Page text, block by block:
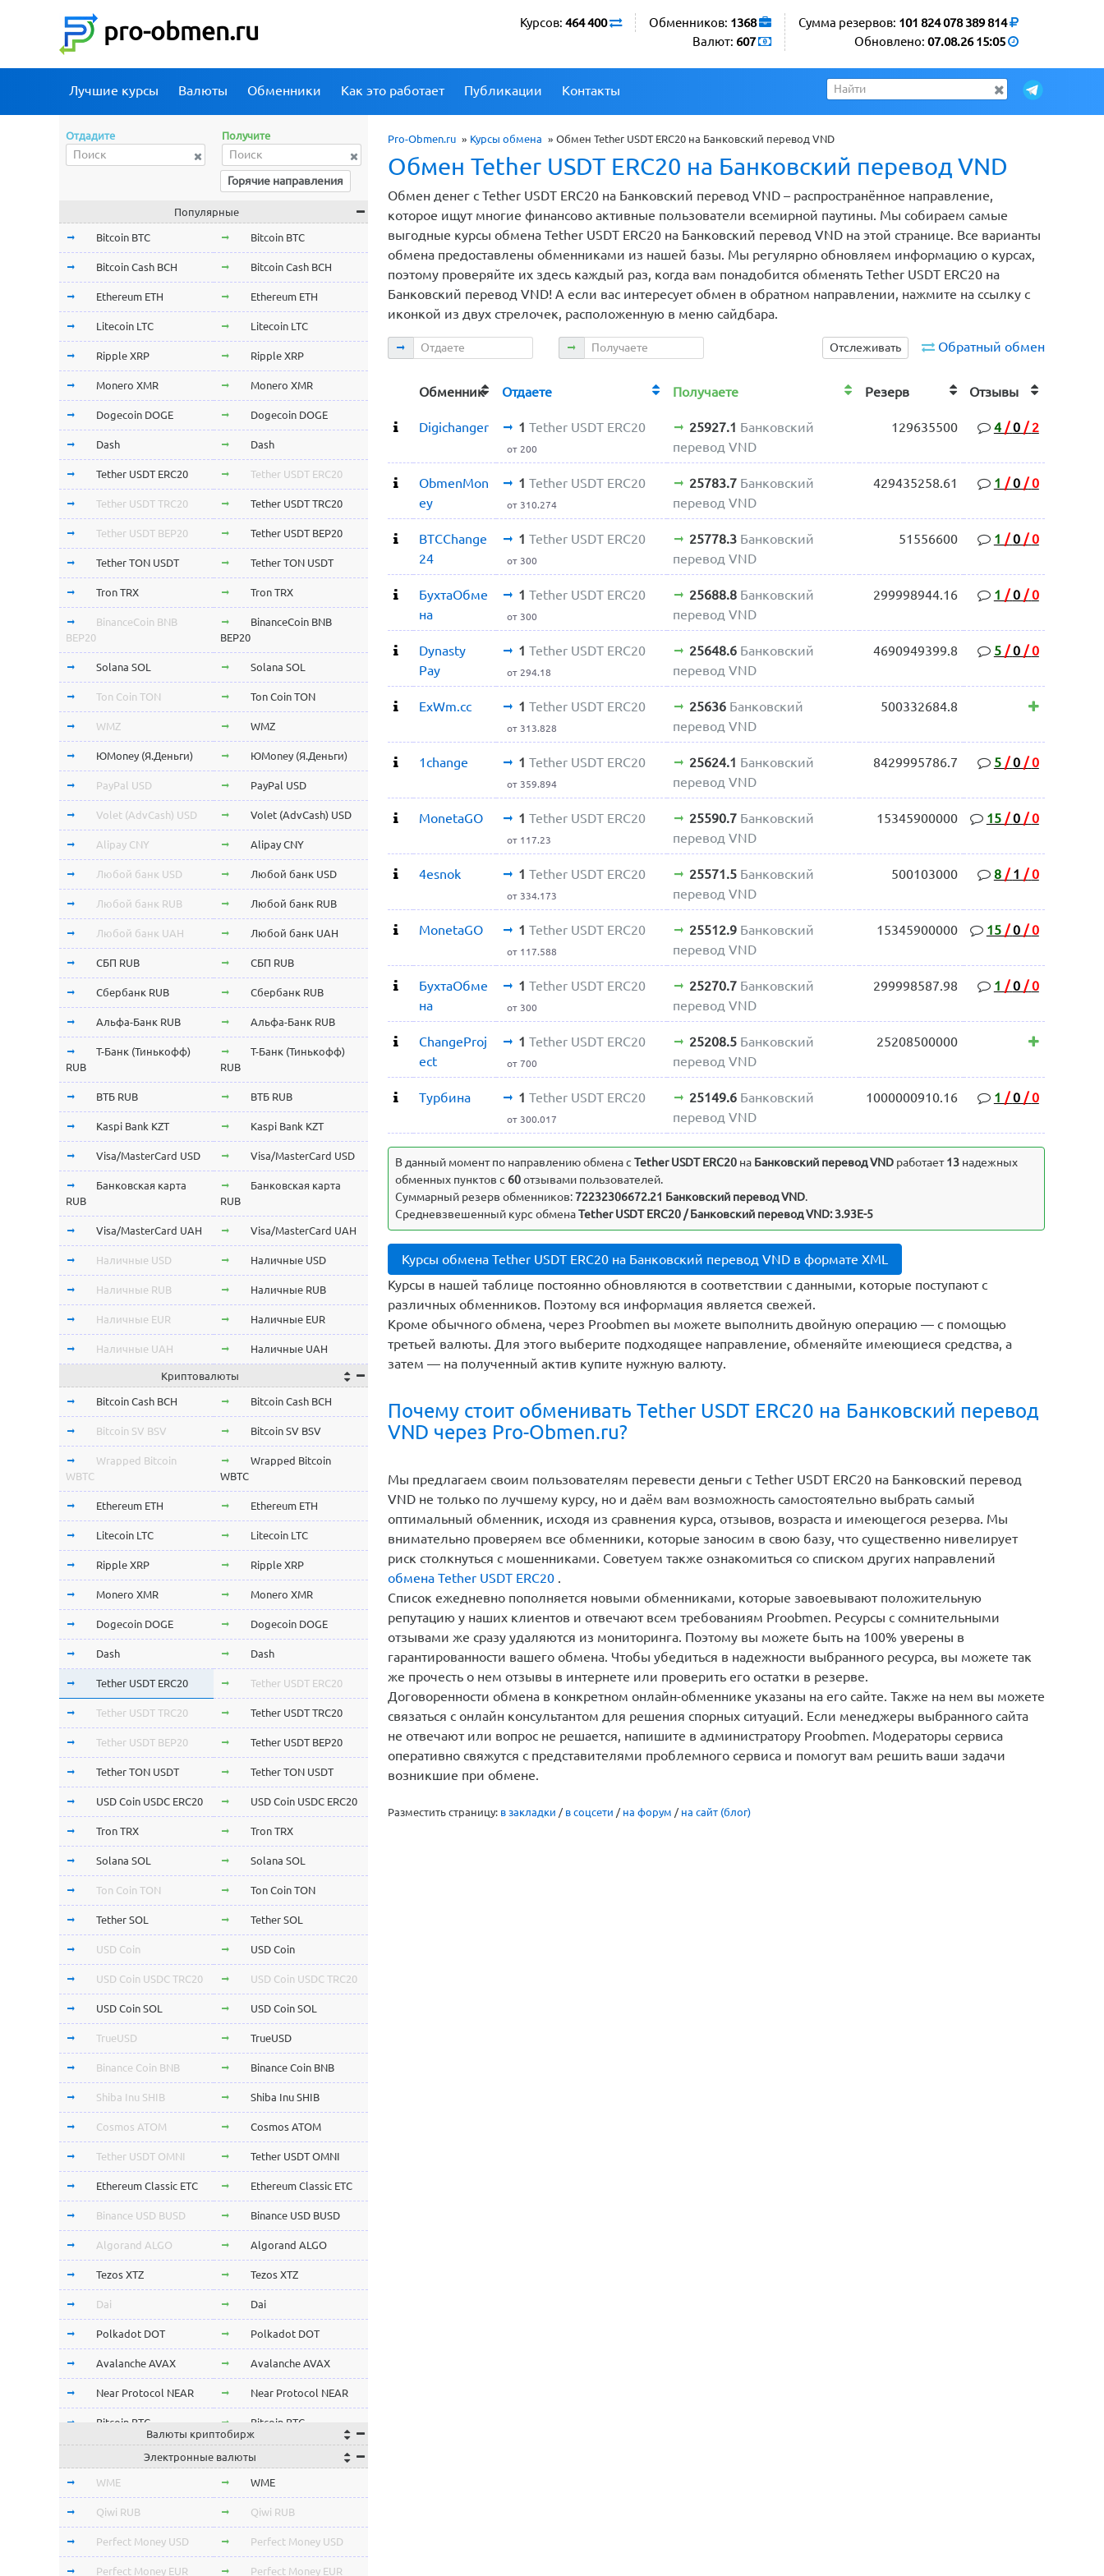
pro-obmen.ru Сумма резервов: 101 824 078 389 814
Обновлено: 07.08.26 15:05
Обменников: 1368
Валют: 607
Курсов: 464 400
Лучшие курсы Валюты Обменники Как это работает Публикации Контакты
Pro-Obmen.ru » Курсы обмена » Обмен Tether USDT ERC20 на Банковский перевод VND
Обмен Tether USDT ERC20 на Банковский перевод VND
Обмен денег с Tether USDT ERC20 на Банковский перевод VND – распространённое направление,
которое ищут многие финансово активные пользователи всемирной паутины. Мы собираем самые
выгодные курсы обмена Tether USDT ERC20 на Банковский перевод VND на этой странице. Все варианты
обмена предоставлены обменниками из нашей базы. Мы регулярно обновляем информацию о курсах,
поэтому проверяйте их здесь каждый раз, когда вам понадобится обменять Tether USDT ERC20 на
Банковский перевод VND! А если вас интересует обмен в обратном направлении, нажмите на ссылку с
иконкой из двух стрелочек, расположенную в меню сайдбара.
Обратный обмен
Отслеживать
Отдаете Получаете
Обменник Отдаете Получаете Резерв Отзывы
Digichanger 1 Tether USDT ERC20
от 200
25927.1 Банковский
перевод VND
129635500 4 / 0 / 2
ObmenMon
ey
1 Tether USDT ERC20
от 310.274
25783.7 Банковский
перевод VND
429435258.61 1 / 0 / 0
BTCChange
24
1 Tether USDT ERC20
от 300
25778.3 Банковский
перевод VND
51556600 1 / 0 / 0
БухтаОбме
на
1 Tether USDT ERC20
от 300
25688.8 Банковский
перевод VND
299998944.16 1 / 0 / 0
Dynasty
Pay
1 Tether USDT ERC20
от 294.18
25648.6 Банковский
перевод VND
4690949399.8 5 / 0 / 0
ExWm.cc 1 Tether USDT ERC20
от 313.828
25636 Банковский
перевод VND
500332684.8
1change 1 Tether USDT ERC20
от 359.894
25624.1 Банковский
перевод VND
8429995786.7 5 / 0 / 0
MonetaGO 1 Tether USDT ERC20
от 117.23
25590.7 Банковский
перевод VND
15345900000 15 / 0 / 0
4esnok 1 Tether USDT ERC20
от 334.173
25571.5 Банковский
перевод VND
500103000 8 / 1 / 0
MonetaGO 1 Tether USDT ERC20
от 117.588
25512.9 Банковский
перевод VND
15345900000 15 / 0 / 0
БухтаОбме
на
1 Tether USDT ERC20
от 300
25270.7 Банковский
перевод VND
299998587.98 1 / 0 / 0
ChangeProj
ect
1 Tether USDT ERC20
от 700
25208.5 Банковский
перевод VND
25208500000
Турбина 1 Tether USDT ERC20
от 300.017
25149.6 Банковский
перевод VND
1000000910.16 1 / 0 / 0
В данный момент по направлению обмена c Tether USDT ERC20 на Банковский перевод VND работает13 надежных
обменных пунктов с 60отзывами пользователей.
Суммарный резерв обменников:72232306672.21 Банковский перевод VND.
Средневзвешенный курс обменаTether USDT ERC20 / Банковский перевод VND: 3.93E-5
Курсы обмена Tether USDT ERC20 на Банковский перевод VND в формате XML
Курсы в нашей таблице постоянно обновляются в соответствии с данными, которые поступают с
различных обменников. Поэтому вся информация является свежей.
Кроме обычного обмена, через Proobmen вы можете выполнить двойную операцию — с помощью
третьей валюты. Для этого выберите подходящее направление, обменяйте имеющиеся средства, а
затем — на полученный актив купите нужную валюту.
Почему стоит обменивать Tether USDT ERC20 на Банковский перевод
VND через Pro-Obmen.ru?
Мы предлагаем своим пользователям перевести деньги c Tether USDT ERC20 на Банковский перевод
VND не только по лучшему курсу, но и даём вам возможность самостоятельно выбрать самый
оптимальный обменник, исходя из сравнения курса, отзывов, возраста и имеющегося резерва. Мы
внимательно проверяем все обменники, которые заносим в свою базу, что существенно нивелирует
риск столкнуться с мошенниками. Советуем также ознакомиться со списком других направлений
обмена Tether USDT ERC20 .
Список ежедневно пополняется новыми обменниками, которые завоевывают положительную
репутацию у наших клиентов и отвечают всем требованиям Proobmen. Ресурсы с сомнительными
отзывами же сразу удаляются из мониторинга. Поэтому вы можете быть на 100% уверены в
гарантированности вашего обмена. Чтобы убедиться в надежности выбранного ресурса, вы можете так
же прочесть о нем отзывы в интернете или проверить его остатки в резерве.
Договоренности обмена в конкретном онлайн-обменнике указаны на его сайте. Также на нем вы можете
связаться с онлайн консультантом для решения спорных ситуаций. Если менеджеры выбранного сайта
не отвечают или вопрос не решается, напишите в администратору Proobmen. Модераторы сервиса
оперативно свяжутся с представителями проблемного сервиса и помогут вам решить ваши задачи
возникшие при обмене.
Разместить страницу: в закладки / в соцсети / на форум / на сайт (блог)
Отдадите Получите
Горячие направления
Популярные
Bitcoin BTC Bitcoin BTC
Bitcoin Cash BCH Bitcoin Cash BCH
Ethereum ETH Ethereum ETH
Litecoin LTC Litecoin LTC
Ripple XRP Ripple XRP
Monero XMR Monero XMR
Dogecoin DOGE Dogecoin DOGE
Dash Dash
Tether USDT ERC20 Tether USDT ERC20
Tether USDT TRC20 Tether USDT TRC20
Tether USDT BEP20 Tether USDT BEP20
Tether TON USDT Tether TON USDT
Tron TRX Tron TRX
BinanceCoin BNB
BEP20
BinanceCoin BNB
BEP20
Solana SOL Solana SOL
Ton Coin TON Ton Coin TON
WMZ WMZ
ЮMoney (Я.Деньги) ЮMoney (Я.Деньги)
PayPal USD PayPal USD
Volet (AdvCash) USD Volet (AdvCash) USD
Alipay CNY Alipay CNY
Любой банк USD Любой банк USD
Любой банк RUB Любой банк RUB
Любой банк UAH Любой банк UAH
СБП RUB СБП RUB
Сбербанк RUB Сбербанк RUB
Альфа-Банк RUB Альфа-Банк RUB
Т-Банк (Тинькофф)
RUB
Т-Банк (Тинькофф)
RUB
ВТБ RUB ВТБ RUB
Kaspi Bank KZT Kaspi Bank KZT
Visa/MasterCard USD Visa/MasterCard USD
Банковская карта
RUB
Банковская карта
RUB
Visa/MasterCard UAH Visa/MasterCard UAH
Наличные USD Наличные USD
Наличные RUB Наличные RUB
Наличные EUR Наличные EUR
Наличные UAH Наличные UAH
Криптовалюты
Bitcoin Cash BCH Bitcoin Cash BCH
Bitcoin SV BSV Bitcoin SV BSV
Wrapped Bitcoin
WBTC
Wrapped Bitcoin
WBTC
Ethereum ETH Ethereum ETH
Litecoin LTC Litecoin LTC
Ripple XRP Ripple XRP
Monero XMR Monero XMR
Dogecoin DOGE Dogecoin DOGE
Dash Dash
Tether USDT ERC20 Tether USDT ERC20
Tether USDT TRC20 Tether USDT TRC20
Tether USDT BEP20 Tether USDT BEP20
Tether TON USDT Tether TON USDT
USD Coin USDC ERC20 USD Coin USDC ERC20
Tron TRX Tron TRX
Solana SOL Solana SOL
Ton Coin TON Ton Coin TON
Tether SOL Tether SOL
USD Coin USD Coin
USD Coin USDC TRC20 USD Coin USDC TRC20
USD Coin SOL USD Coin SOL
TrueUSD TrueUSD
Binance Coin BNB Binance Coin BNB
Shiba Inu SHIB Shiba Inu SHIB
Cosmos ATOM Cosmos ATOM
Tether USDT OMNI Tether USDT OMNI
Ethereum Classic ETC Ethereum Classic ETC
Binance USD BUSD Binance USD BUSD
Algorand ALGO Algorand ALGO
Tezos XTZ Tezos XTZ
Dai Dai
Polkadot DOT Polkadot DOT
Avalanche AVAX Avalanche AVAX
Near Protocol NEAR Near Protocol NEAR
Bitcoin BTC Bitcoin BTC
Terra LUNA
Cardano ADA Cardano ADA
OmiseGo OMG OmiseGo OMG
Verge XVG Verge XVG
BitTorrent BTT BitTorrent BTT
Валюты криптобирж
Электронные валюты
WME WME
Qiwi RUB Qiwi RUB
Perfect Money USD Perfect Money USD
Perfect Money EUR Perfect Money EUR